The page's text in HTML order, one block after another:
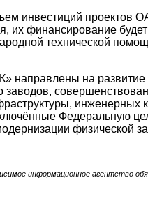
инвестиций проектов
их финансирование
технической
направлены на
заводов,
Федеральную
физической
информационное агентство